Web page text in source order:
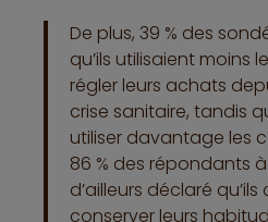
De plus, 39 % des
qu’ils utilisaient moins
régler leurs achats
crise sanitaire, tandis
utiliser davantage les
86 % des répondants
d’ailleurs déclaré
conserver leurs